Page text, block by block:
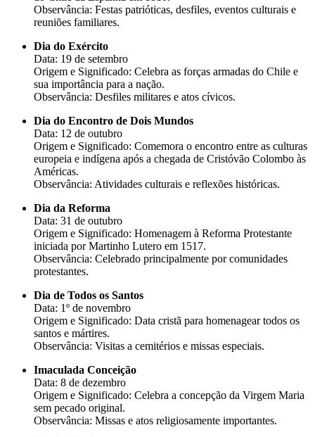
Observância: Festas patrióticas, desfiles, eventos culturais e
reuniões familiares.
Dia do Exército
Data: 19 de setembro
Origem e Significado: Celebra as forças armadas do Chile e
sua importância para a nação.
Observância: Desfiles militares e atos cívicos.
Dia do Encontro de Dois Mundos
Data: 12 de outubro
Origem e Significado: Comemora o encontro entre as culturas
europeia e indígena após a chegada de Cristóvão Colombo às
Américas.
Observância: Atividades culturais e reflexões históricas.
Dia da Reforma
Data: 31 de outubro
Origem e Significado: Homenagem à Reforma Protestante
iniciada por Martinho Lutero em 1517.
Observância: Celebrado principalmente por comunidades
protestantes.
Dia de Todos os Santos
Data: 1º de novembro
Origem e Significado: Data cristã para homenagear todos os
santos e mártires.
Observância: Visitas a cemitérios e missas especiais.
Imaculada Conceição
Data: 8 de dezembro
Origem e Significado: Celebra a concepção da Virgem Maria
sem pecado original.
Observância: Missas e atos religiosamente importantes.